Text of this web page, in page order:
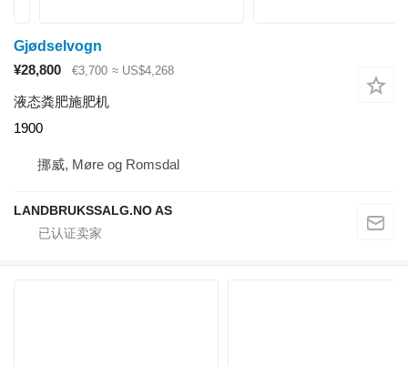
Gjødselvogn
¥28,800
€3,700 ≈ US$4,268
液态粪肥施肥机
1900
挪威, Møre og Romsdal
LANDBRUKSSALG.NO AS